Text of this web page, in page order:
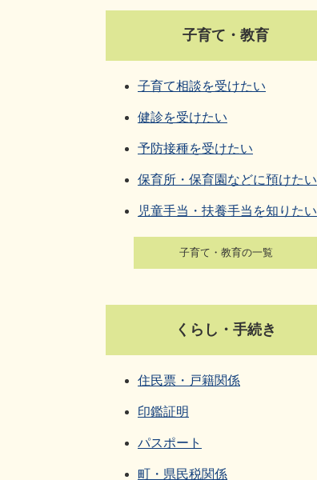
子育て・教育
子育て相談を受けたい
健診を受けたい
予防接種を受けたい
保育所・保育園などに預けたい
児童手当・扶養手当を知りたい
子育て・教育の一覧
くらし・手続き
住民票・戸籍関係
印鑑証明
パスポート
町・県民税関係